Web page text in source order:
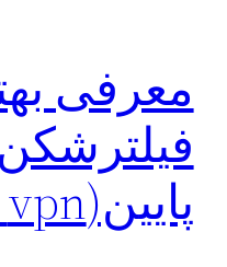
معرفی
پایین(vpn سریع۲۰۲۶)